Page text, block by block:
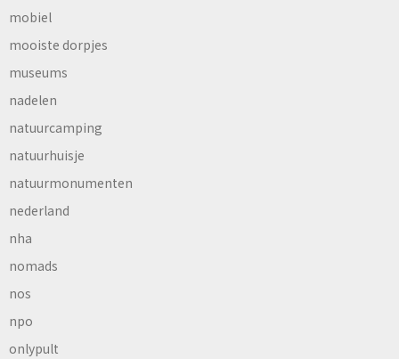
mobiel
mooiste dorpjes
museums
nadelen
natuurcamping
natuurhuisje
natuurmonumenten
nederland
nha
nomads
nos
npo
onlypult